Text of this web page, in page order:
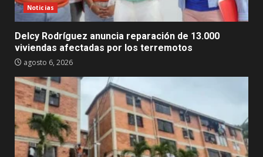
Noticias
Delcy Rodríguez anuncia reparación de 13.000
viviendas afectadas por los terremotos
agosto 6, 2026